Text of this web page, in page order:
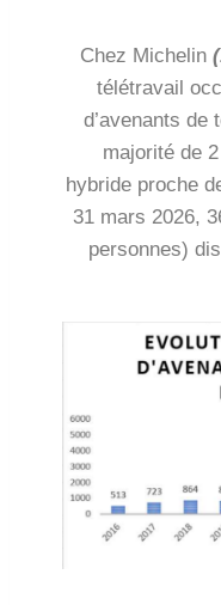
Chez Michelin
télétravail
d’avenants de
majorité de
hybride proche
31 mars 2026,
personnes)